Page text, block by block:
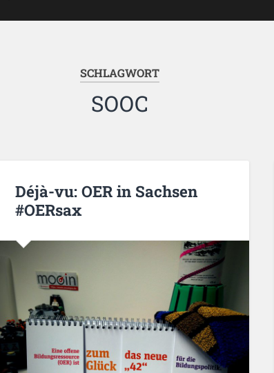
SCHLAGWORT
SOOC
Déjà-vu: OER in Sachsen
#OERsax